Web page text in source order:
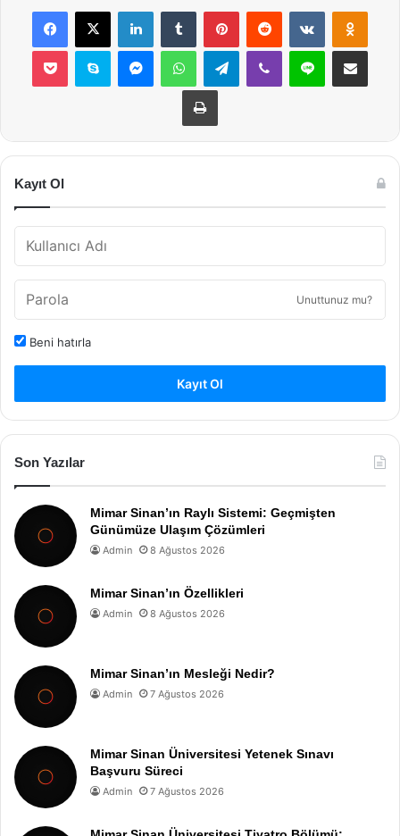
Facebook
X LinkedInTumblr PinterestReddit VKontakte
Pocket Skype MessengerWhatsAppTelegramViber Line E-Posta ile
Yazdır
Kayıt Ol
Unuttunuz mu?
Beni hatırla
Kayıt Ol
Son Yazılar
Mimar Sinan’ın Raylı Sistemi: Geçmişten
Günümüze Ulaşım Çözümleri
Admin 8 Ağustos 2026
Mimar Sinan’ın Özellikleri
Admin 8 Ağustos 2026
Mimar Sinan’ın Mesleği Nedir?
Admin 7 Ağustos 2026
Mimar Sinan Üniversitesi Yetenek Sınavı
Başvuru Süreci
Admin 7 Ağustos 2026